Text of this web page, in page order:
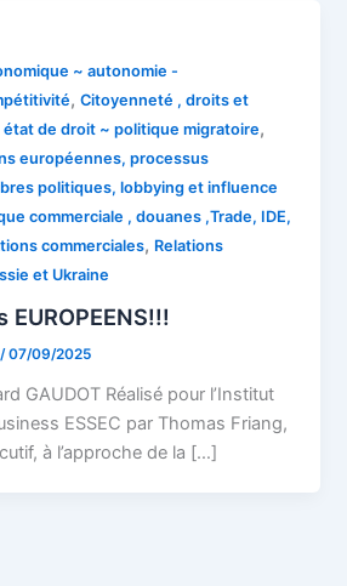
~ autonomie -
,Citoyenneté , droits et
de droit ~ politique migratoire,
européennes, processus
politiques, lobbying et influence
commerciale , douanes ,Trade, IDE,
commerciales, Relations
et Ukraine
EUROPEENS!!!
/07/09/2025
GAUDOT Réalisé pour l’Institut
ESSEC par Thomas Friang,
à l’approche de la […]